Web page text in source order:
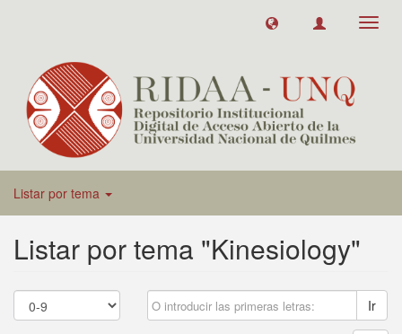
Listar por tema
Listar por tema "Kinesiology"
Ir